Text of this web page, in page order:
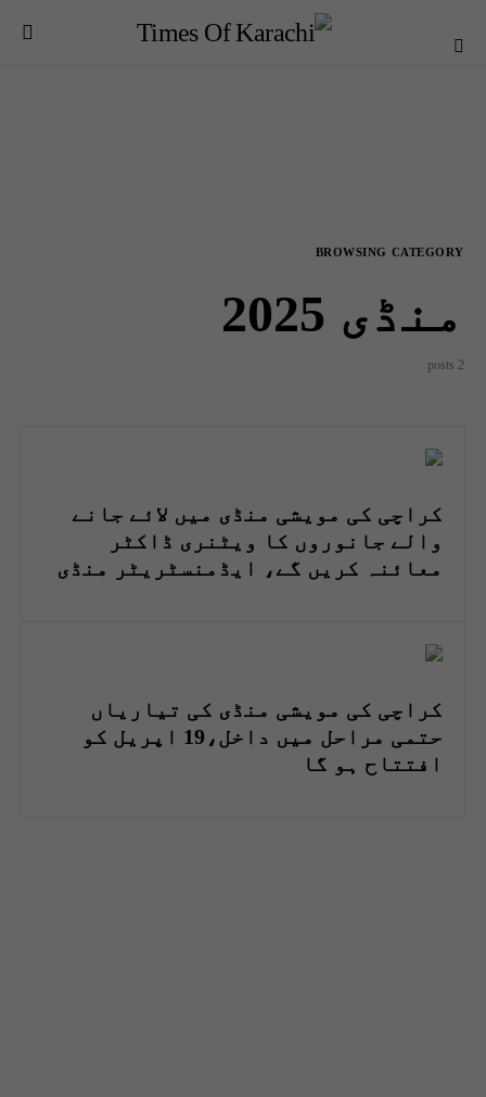
BROWSING CATEGORY
منڈی 2025
2 posts
کراچی کی مویشی منڈی میں لائے جانے
والے جانوروں کا ویٹنری ڈاکٹر
معائنہ کریں گے، ایڈمنسٹریٹر منڈی
کراچی کی مویشی منڈی کی تیاریاں
حتمی مراحل میں داخل،19 اپریل کو
افتتاح ہو گا